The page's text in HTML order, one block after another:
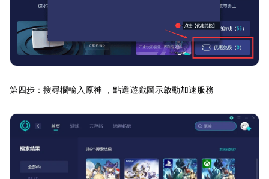
第四步：搜尋欄輸入原神 ，點選遊戲圖示啟動加速服務